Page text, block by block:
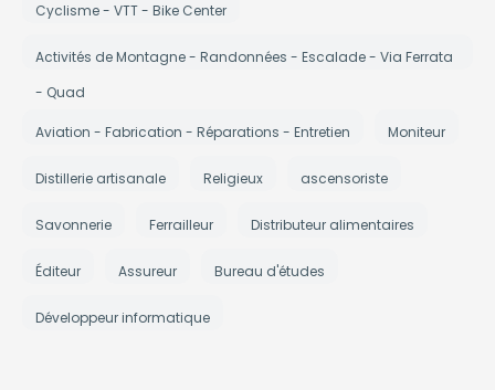
Cyclisme - VTT - Bike Center
Activités de Montagne - Randonnées - Escalade - Via Ferrata
- Quad
Aviation - Fabrication - Réparations - Entretien Moniteur
Distillerie artisanale Religieux ascensoriste
Savonnerie Ferrailleur Distributeur alimentaires
Éditeur Assureur Bureau d'études
Développeur informatique